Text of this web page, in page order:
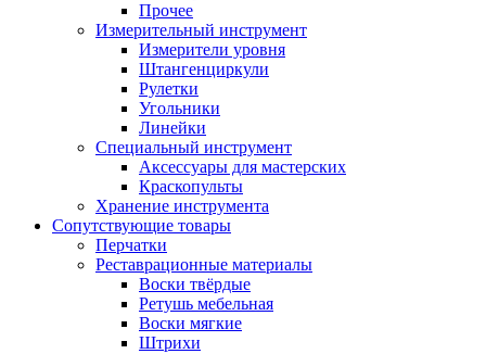
Прочее
Измерительный инструмент
Измерители уровня
Штангенциркули
Рулетки
Угольники
Линейки
Специальный инструмент
Аксессуары для мастерских
Краскопульты
Хранение инструмента
Сопутствующие товары
Перчатки
Реставрационные материалы
Воски твёрдые
Ретушь мебельная
Воски мягкие
Штрихи